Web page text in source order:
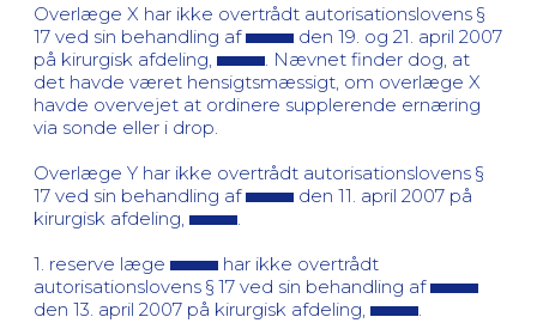
Overlæge X har ikke overtrådt autorisationslovens §
17 ved sin behandling af
den 19. og 21. april 2007
på kirurgisk afdeling,
. Nævnet finder dog, at
det havde været hensigtsmæssigt, om overlæge X
havde overvejet at ordinere supplerende ernæring
via sonde eller i drop.
Overlæge Y har ikke overtrådt autorisationslovens §
17 ved sin behandling af
den 11. april 2007 på
kirurgisk afdeling,
1. reserve læge
har ikke overtrådt
autorisationslovens § 17 ved sin behandling af
den 13. april 2007 på kirurgisk afdeling,